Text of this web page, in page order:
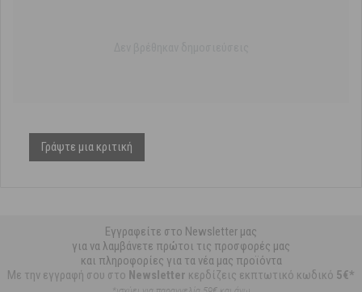
Γράψτε μια κριτική
Εγγραφείτε στο Newsletter μας
για να λαμβάνετε πρώτοι τις προσφορές μας
και πληροφορίες για τα νέα μας προϊόντα
Με την εγγραφή σου στο Newsletter κερδίζεις εκπτωτικό κωδικό 5€*